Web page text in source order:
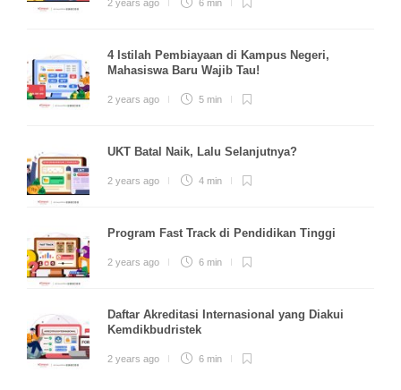
2 years ago 6 min
4 Istilah Pembiayaan di Kampus Negeri,
Mahasiswa Baru Wajib Tau!
2 years ago 5 min
UKT Batal Naik, Lalu Selanjutnya?
2 years ago 4 min
Program Fast Track di Pendidikan Tinggi
2 years ago 6 min
Daftar Akreditasi Internasional yang Diakui
Kemdikbudristek
2 years ago 6 min